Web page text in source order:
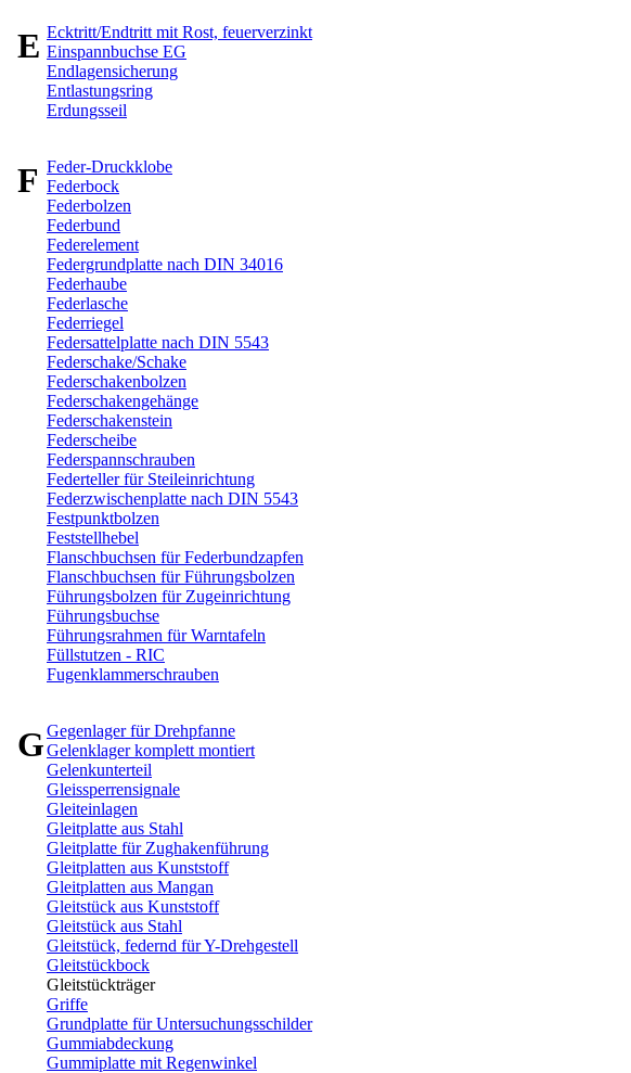
EEcktritt/Endtritt mit Rost, feuerverzinkt
Einspannbuchse EG
Endlagensicherung
Entlastungsring
Erdungsseil
FFeder-Druckklobe
Federbock
Federbolzen
Federbund
Federelement
Federgrundplatte nach DIN 34016
Federhaube
Federlasche
Federriegel
Federsattelplatte nach DIN 5543
Federschake/Schake
Federschakenbolzen
Federschakengehänge
Federschakenstein
Federscheibe
Federspannschrauben
Federteller für Steileinrichtung
Federzwischenplatte nach DIN 5543
Festpunktbolzen
Feststellhebel
Flanschbuchsen für Federbundzapfen
Flanschbuchsen für Führungsbolzen
Führungsbolzen für Zugeinrichtung
Führungsbuchse
Führungsrahmen für Warntafeln
Füllstutzen - RIC
Fugenklammerschrauben
GGegenlager für Drehpfanne
Gelenklager komplett montiert
Gelenkunterteil
Gleissperrensignale
Gleiteinlagen
Gleitplatte aus Stahl
Gleitplatte für Zughakenführung
Gleitplatten aus Kunststoff
Gleitplatten aus Mangan
Gleitstück aus Kunststoff
Gleitstück aus Stahl
Gleitstück, federnd für Y-Drehgestell
Gleitstückbock
Gleitstückträger
Griffe
Grundplatte für Untersuchungsschilder
Gummiabdeckung
Gummiplatte mit Regenwinkel